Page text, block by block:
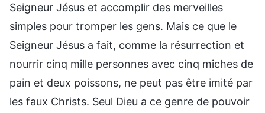
Seigneur Jésus et accomplir des merveilles
simples pour tromper les gens. Mais ce que le
Seigneur Jésus a fait, comme la résurrection et
nourrir cinq mille personnes avec cinq miches de
pain et deux poissons, ne peut pas être imité par
les faux Christs. Seul Dieu a ce genre de pouvoir